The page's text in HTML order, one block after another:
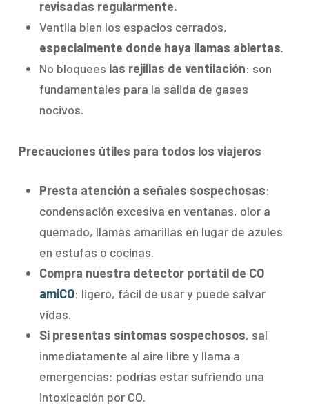
revisadas regularmente.
Ventila bien los espacios cerrados,
especialmente donde haya llamas abiertas.
No bloquees las rejillas de ventilación: son
fundamentales para la salida de gases
nocivos.
Precauciones útiles para todos los viajeros
Presta atención a señales sospechosas:
condensación excesiva en ventanas, olor a
quemado, llamas amarillas en lugar de azules
en estufas o cocinas.
Compra nuestra detector portátil de CO
amiCO: ligero, fácil de usar y puede salvar
vidas.
Si presentas síntomas sospechosos, sal
inmediatamente al aire libre y llama a
emergencias: podrías estar sufriendo una
intoxicación por CO.